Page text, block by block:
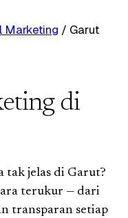
Marketing / Garut
di
tak jelas di Garut?
terukur — dari
transparan setiap